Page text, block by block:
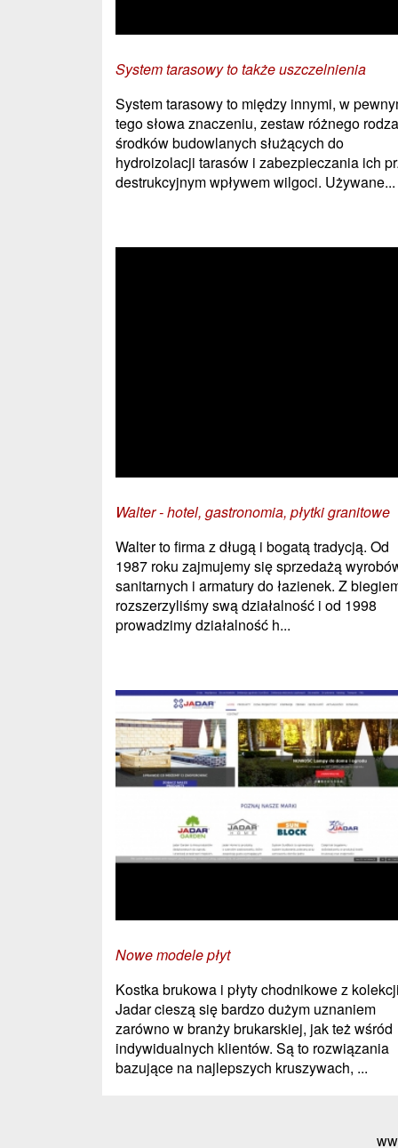
System tarasowy to także uszczelnienia
System tarasowy to między innymi, w
tego słowa znaczeniu, zestaw różnego
środków budowlanych służących do
hydroizolacji tarasów i zabezpieczania ich
destrukcyjnym wpływem wilgoci. Używane...
Walter - hotel, gastronomia, płytki granitowe
Walter to firma z długą i bogatą tradycją. Od
1987 roku zajmujemy się sprzedażą
sanitarnych i armatury do łazienek. Z
rozszerzyliśmy swą działalność i od 1998
prowadzimy działalność h...
Nowe modele płyt
Kostka brukowa i płyty chodnikowe z
Jadar cieszą się bardzo dużym uznaniem
zarówno w branży brukarskiej, jak też wśród
indywidualnych klientów. Są to rozwiązania
bazujące na najlepszych kruszywach, ...